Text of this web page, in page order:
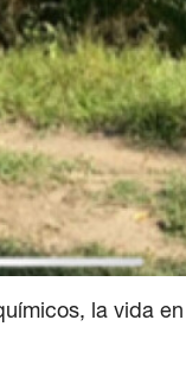
la vida